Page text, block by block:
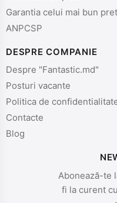
Garantia celui mai bun pret
ANPCSP
DESPRE COMPANIE
Despre "Fantastic.md"
Posturi vacante
Politica de
Contacte
Blog
Abonează-te
fi la curent